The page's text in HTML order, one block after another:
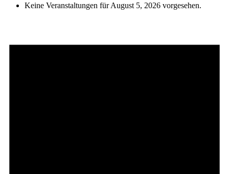
Keine Veranstaltungen für August 5, 2026 vorgesehen.